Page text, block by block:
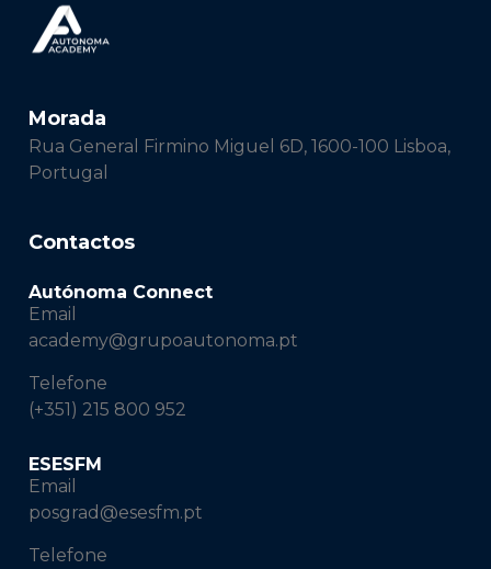
Morada
Rua General Firmino Miguel 6D, 1600-100 Lisboa,
Portugal
Contactos
Autónoma Connect
Email
academy@grupoautonoma.pt
Telefone
(+351) 215 800 952
ESESFM
Email
posgrad@esesfm.pt
Telefone